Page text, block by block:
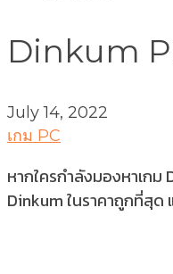
Dinkum
July 14, 2022
เกม PC
หากใครกำลังมองหาเกม
Dinkum ในราคาถูกที่สุด